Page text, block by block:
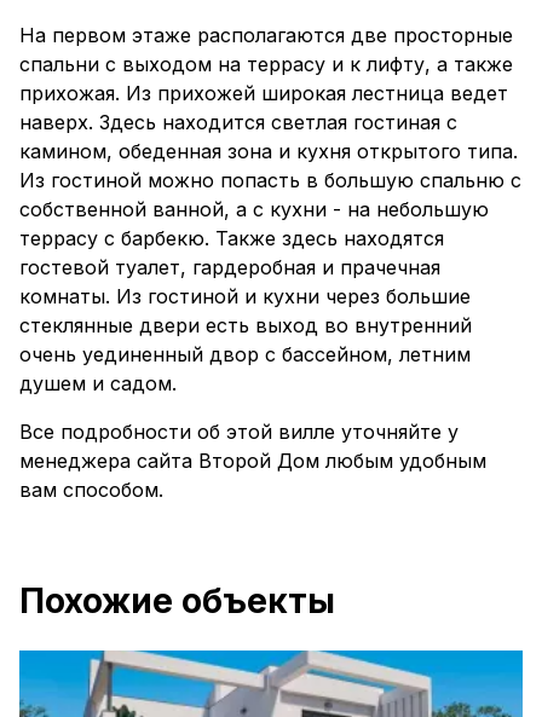
На первом этаже располагаются две просторные
спальни с выходом на террасу и к лифту, а также
прихожая. Из прихожей широкая лестница ведет
наверх. Здесь находится светлая гостиная с
камином, обеденная зона и кухня открытого типа.
Из гостиной можно попасть в большую спальню с
собственной ванной, а с кухни - на небольшую
террасу с барбекю. Также здесь находятся
гостевой туалет, гардеробная и прачечная
комнаты. Из гостиной и кухни через большие
стеклянные двери есть выход во внутренний
очень уединенный двор с бассейном, летним
душем и садом.
Все подробности об этой вилле уточняйте у
менеджера сайта Второй Дом любым удобным
вам способом.
Похожие объекты